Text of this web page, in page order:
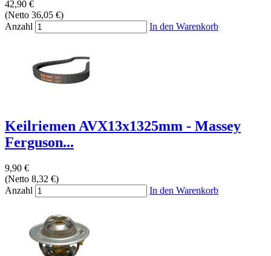
42,90 €
(Netto 36,05 €)
Anzahl
In den Warenkorb
Keilriemen AVX13x1325mm - Massey
Ferguson...
9,90 €
(Netto 8,32 €)
Anzahl
In den Warenkorb